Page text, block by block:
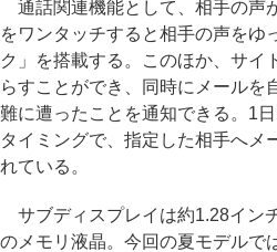
通話関連機能として、相手の声
をワンタッチすると相手の声をゆ
ク」を搭載する。このほか、サイ
らすことができ、同時にメールを
難に遭ったことを通知できる。1
タイミングで、指定した相手へメ
れている。
サブディスプレイは約1.28イン
のメモリ液晶。今回の夏モデルで